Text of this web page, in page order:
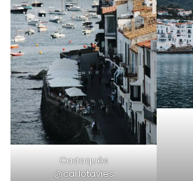
Cadaqués
@carlotavies